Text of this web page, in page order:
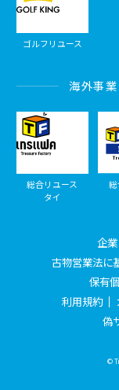
ゴルフリユース
海外事業
総合リユース
タイ
企
古物営業法に
保有
利用規約
偽
©